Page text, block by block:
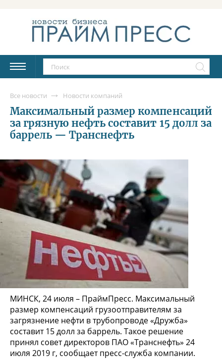
Все новости Новости компаний
Максимальный размер компенсаций
за грязную нефть составит 15 долл за
баррель — Транснефть
МИНСК, 24 июля – ПраймПресс. Максимальный
размер компенсаций грузоотправителям за
загрязнение нефти в трубопроводе «Дружба»
составит 15 долл за баррель. Такое решение
принял совет директоров ПАО «Транснефть» 24
июля 2019 г, сообщает пресс-служба компании.